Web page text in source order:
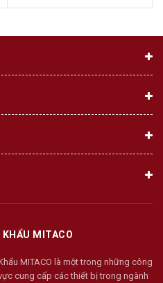
MITACO
MITACO là một trong những công
cung cấp các thiết bị trong ngành